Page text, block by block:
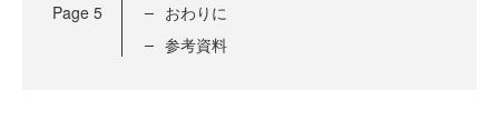
Page 5
おわりに
参考資料